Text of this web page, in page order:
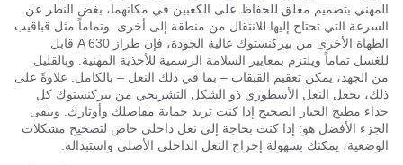
المهني بتصميم مغلق للحفاظ على الكعبين في مكانهما، بغض النظر عن
السرعة التي تحتاج إليها للانتقال من منطقة إلى أخرى. وتماماً مثل قباقيب
الطهاة الأخرى من بيركنستوك عالية الجودة، فإن طراز A 630 قابل
للغسل تماماً ويلتزم بمعايير السلامة الرسمية للأحذية المهنية. وبالقليل
من الجهد، يمكن تعقيم القبقاب – بما في ذلك النعل – بالكامل. علاوةً على
ذلك، يجعل النعل الأسطوري ذو الشكل التشريحي من بيركنستوك كل
حذاء مطبخ الخيار الصحيح إذا كنت تريد حماية مفاصلك وأوتارك. ويبقى
الجزء الأفضل هو: إذا كنت بحاجة إلى نعل داخلي خاص لتصحيح مشكلات
الوضعية، يمكنك بسهولة إخراج النعل الداخلي الأصلي واستبداله.